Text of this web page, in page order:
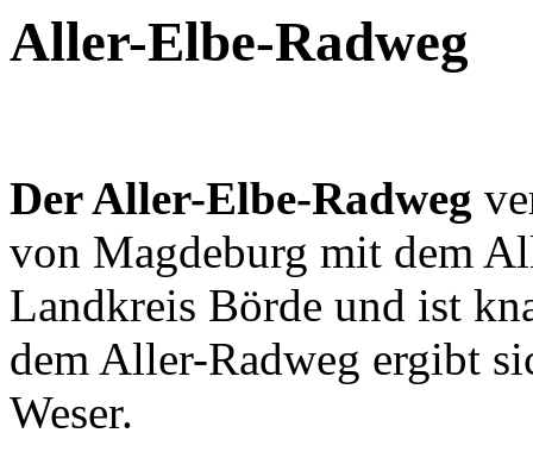
Aller-Elbe-Radweg
Der Aller-Elbe-Radweg
von Magdeburg mit dem
Landkreis Börde und ist
dem Aller-Radweg ergibt
Weser.